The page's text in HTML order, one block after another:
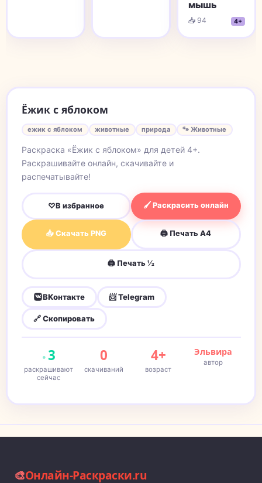
мышь
📥 94 4+
Ёжик с яблоком
ежик с яблоком животные природа 🐾 Животные
Раскраска «Ёжик с яблоком» для детей 4+.
Раскрашивайте онлайн, скачивайте и
распечатывайте!
♡В избранное 🖌 Раскрасить онлайн
📥 Скачать PNG 🖨 Печать A4
🖨 Печать ½
ВКонтакте 📨 Telegram
🔗 Скопировать
3
раскрашивают
сейчас
0
скачиваний
4+
возраст
Эльвира
автор
🎨Онлайн-Раскраски.ru